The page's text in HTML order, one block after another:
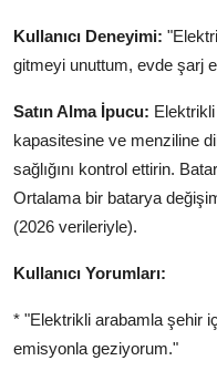
Kullanıcı Deneyimi:
gitmeyi unuttum, evde şarj
Satın Alma İpucu:
kapasitesine ve menziline
sağlığını kontrol ettirin.
Ortalama bir batarya
(2026 verileriyle).
Kullanıcı Yorumları:
* "Elektrikli arabamla şehir
emisyonla geziyorum."